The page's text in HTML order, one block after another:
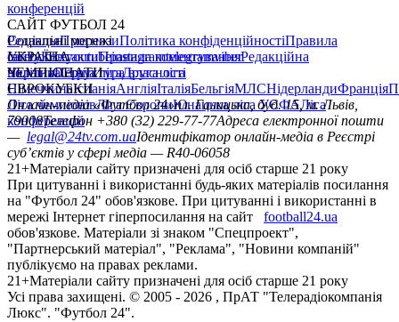
конференцій
САЙТ ФУТБОЛ 24
РедакціяПрогнозиПолітика конфіденційностіПравила
сайтуКонтактиПравила коментуванняРедакційна
політикаСтруктура власності
Соціальні мережі
facebookxyoutubeinstagramtelegramviber
УКРАЇНА
УкраїнаПерша лігаДруга ліга
ЧЕМПІОНАТИ
НімеччинаІспаніяАнгліяІталіяБельгіяМЛСНідерландиФранція
ЄВРОКУБКИ
Ліга чемпіонівЛіга ЄвропиЮнацька ліга УЄФАЛіга
конференцій
Онлайн-медіа «Футбол 24»пл. Галицька, буд. 15, м. Львів,
79008Телефон +380 (32) 229-77-77Адреса електронної пошти
— legal@24tv.com.uaІдентифікатор онлайн-медіа в Реєстрі
суб’єктів у сфері медіа — R40-06058
21+Матеріали сайту призначені для осіб старше 21 року
При цитуванні і використанні будь-яких матеріалів посилання
на "Футбол 24" обов'язкове. При цитуванні і використанні в
мережі Інтернет гіперпосилання на сайт
football24.ua
обов'язкове. Матеріали зі знаком "Спецпроект",
"Партнерський матеріал", "Реклама", "Новини компаній"
публікуємо на правах реклами.
21+Матеріали сайту призначені для осіб старше 21 року
Усi права захищенi. © 2005 - 2026 , ПрАТ "Телерадіокомпанія
Люкс". "Футбол 24".